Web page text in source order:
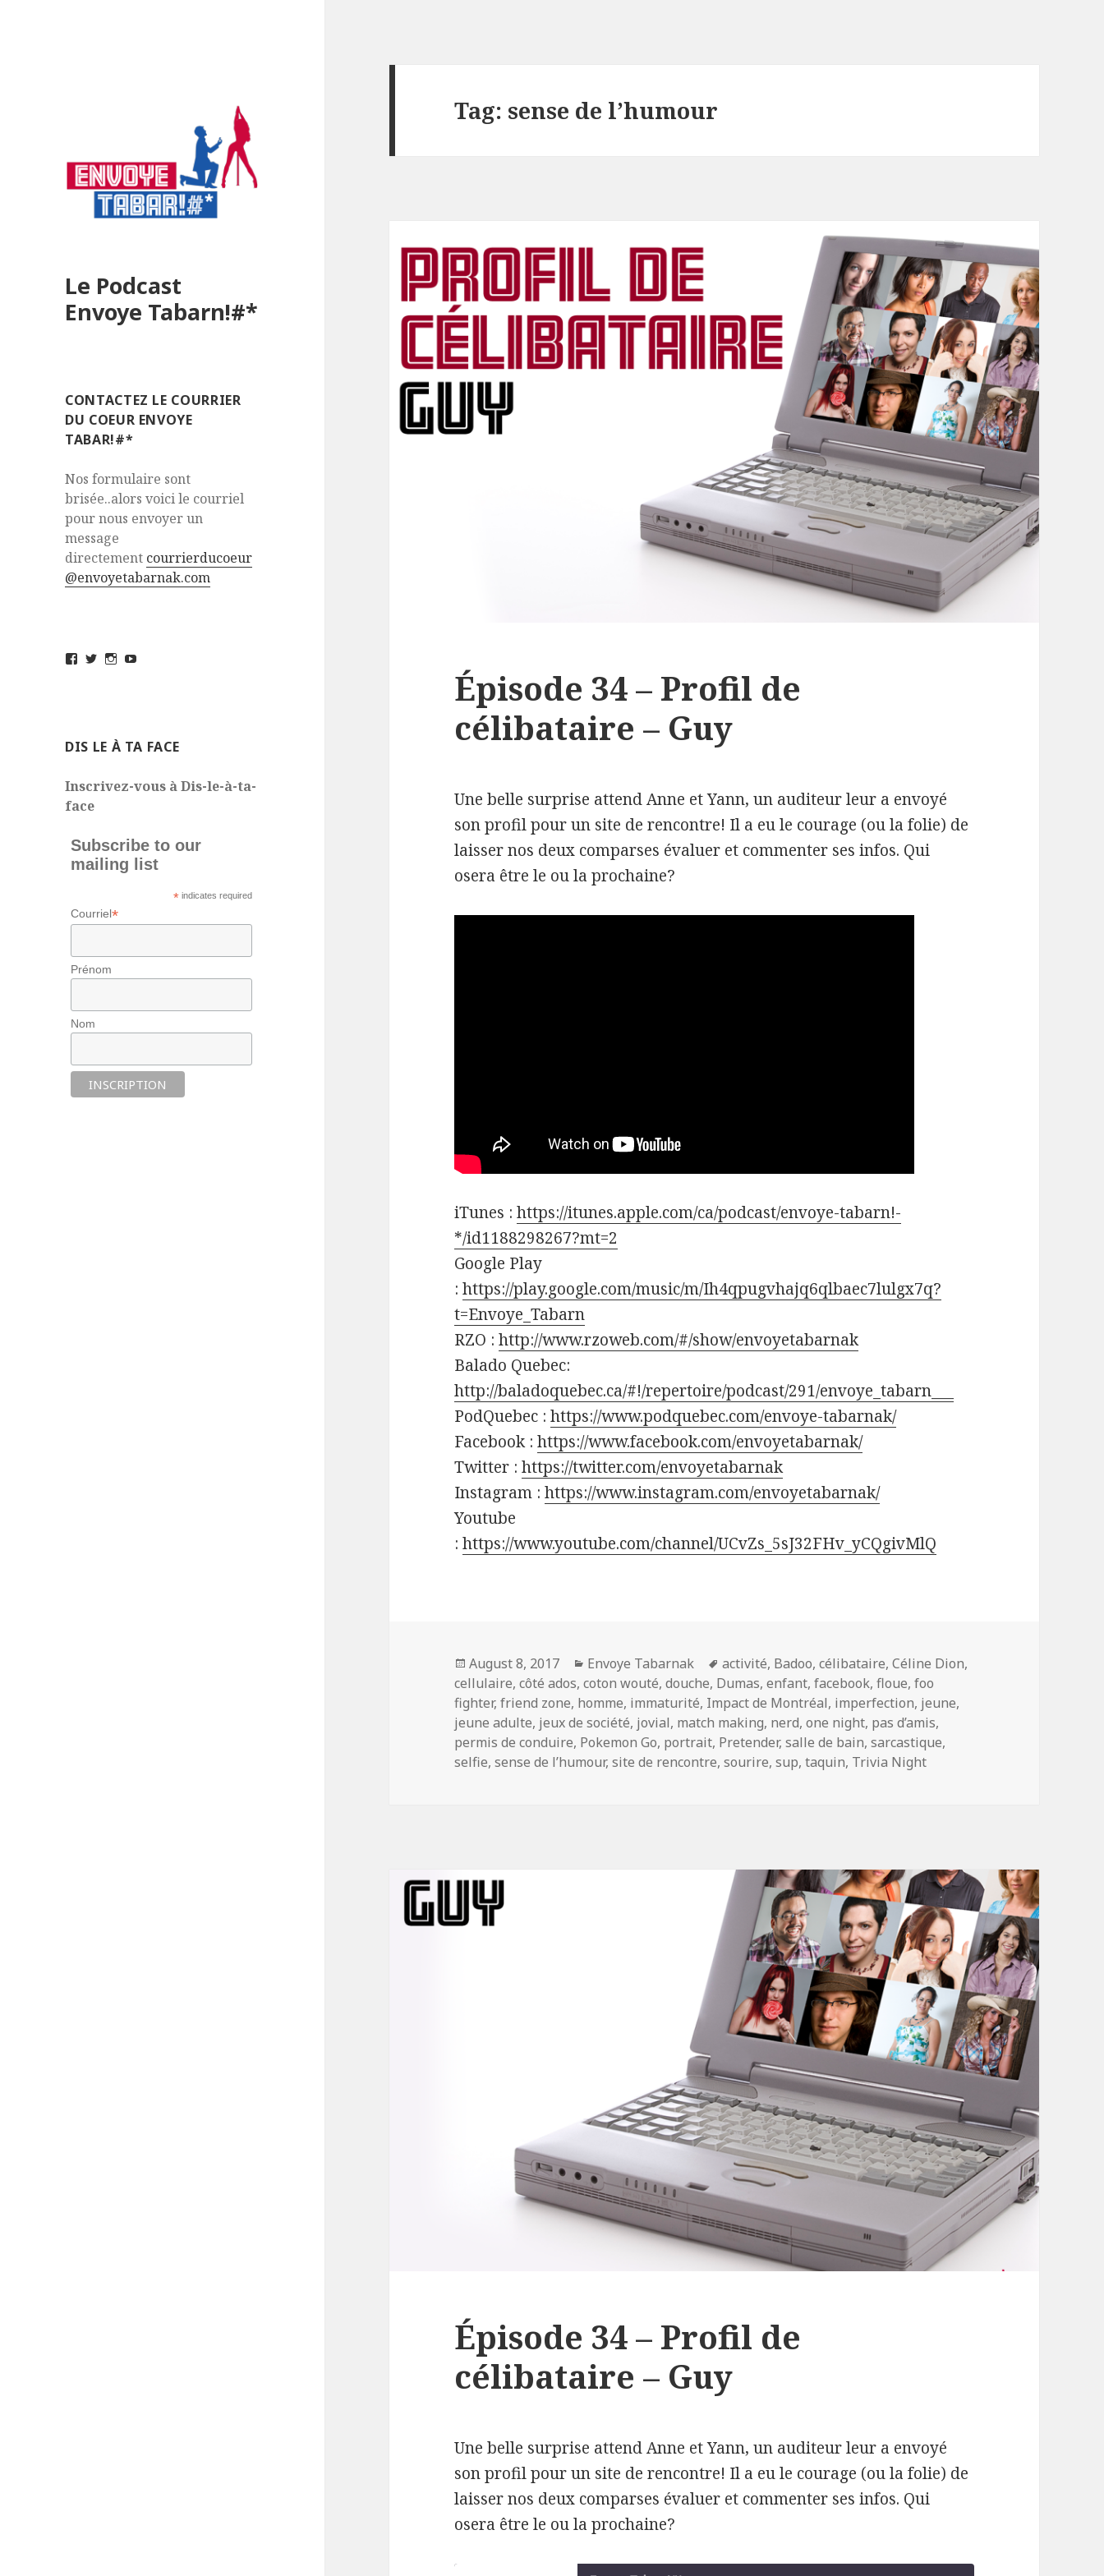
Le Podcast
Envoye Tabarn!#*
CONTACTEZ LE COURRIER
DU COEUR ENVOYE
TABAR!#*
Nos formulaire sont
brisée..alors voici le courriel
pour nous envoyer un
message
directement courrierducoeur
@envoyetabarnak.com
ViewViewView
DIS LE À TA FACE
Inscrivez-vous à Dis-le-à-ta-
face
Subscribe to our
mailing list
* indicates required
Courriel*
Prénom
Nom
Tag: sense de l’humour
Épisode 34 – Profil de
célibataire – Guy
Une belle surprise attend Anne et Yann, un auditeur leur a envoyé
son profil pour un site de rencontre! Il a eu le courage (ou la folie) de
laisser nos deux comparses évaluer et commenter ses infos. Qui
osera être le ou la prochaine?
iTunes :https://itunes.apple.com/ca/podcast/envoye-tabarn!-
*/id1188298267?mt=2
Google Play
:https://play.google.com/music/m/Ih4qpugvhajq6qlbaec7lulgx7q?
t=Envoye_Tabarn
RZO :http://www.rzoweb.com/#/show/envoyetabarnak
Balado Quebec:
http://baladoquebec.ca/#!/repertoire/podcast/291/envoye_tabarn___
PodQuebec :https://www.podquebec.com/envoye-tabarnak/
Facebook :https://www.facebook.com/envoyetabarnak/
Twitter :https://twitter.com/envoyetabarnak
Instagram :https://www.instagram.com/envoyetabarnak/
Youtube
:https://www.youtube.com/channel/UCvZs_5sJ32FHv_yCQgivMlQ
Posted
on
August 8, 2017 Categories
Envoye Tabarnak Tags
activité, Badoo,célibataire,Céline Dion,
cellulaire,côté ados,coton wouté,douche, Dumas,enfant,facebook,floue,foo
fighter,friend zone, homme, immaturité, Impact de Montréal, imperfection, jeune,
jeune adulte, jeux de société, jovial, match making, nerd,one night, pas d’amis,
permis de conduire, Pokemon Go, portrait, Pretender,salle de bain,sarcastique,
selfie,sense de l’humour,site de rencontre,sourire,sup,taquin, Trivia Night
Épisode 34 – Profil de
célibataire – Guy
Une belle surprise attend Anne et Yann, un auditeur leur a envoyé
son profil pour un site de rencontre! Il a eu le courage (ou la folie) de
laisser nos deux comparses évaluer et commenter ses infos. Qui
osera être le ou la prochaine?